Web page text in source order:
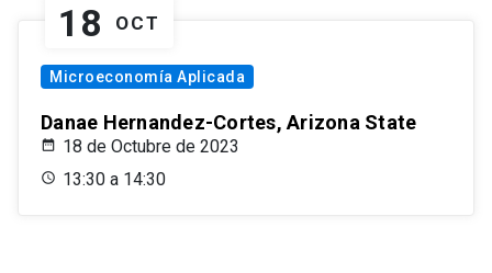
18 OCT
Microeconomía Aplicada
Danae Hernandez-Cortes, Arizona State
18 de Octubre de 2023
13:30 a 14:30